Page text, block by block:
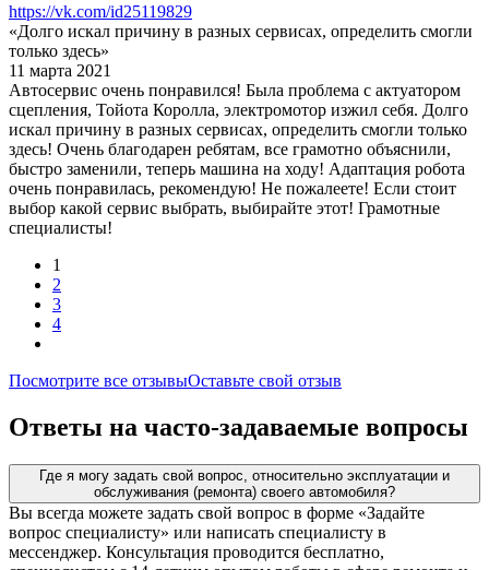
https://vk.com/id25119829
«Долго искал причину в разных сервисах, определить смогли
только здесь»
11 марта 2021
Автосервис очень понравился! Была проблема с актуатором
сцепления, Тойота Королла, электромотор изжил себя. Долго
искал причину в разных сервисах, определить смогли только
здесь! Очень благодарен ребятам, все грамотно объяснили,
быстро заменили, теперь машина на ходу! Адаптация робота
очень понравилась, рекомендую! Не пожалеете! Если стоит
выбор какой сервис выбрать, выбирайте этот! Грамотные
специалисты!
1
2
3
4
Посмотрите все отзывыОставьте свой отзыв
Ответы на часто-задаваемые вопросы
Где я могу задать свой вопрос, относительно эксплуатации и
обслуживания (ремонта) своего автомобиля?
Вы всегда можете задать свой вопрос в форме «Задайте
вопрос специалисту» или написать специалисту в
мессенджер. Консультация проводится бесплатно,